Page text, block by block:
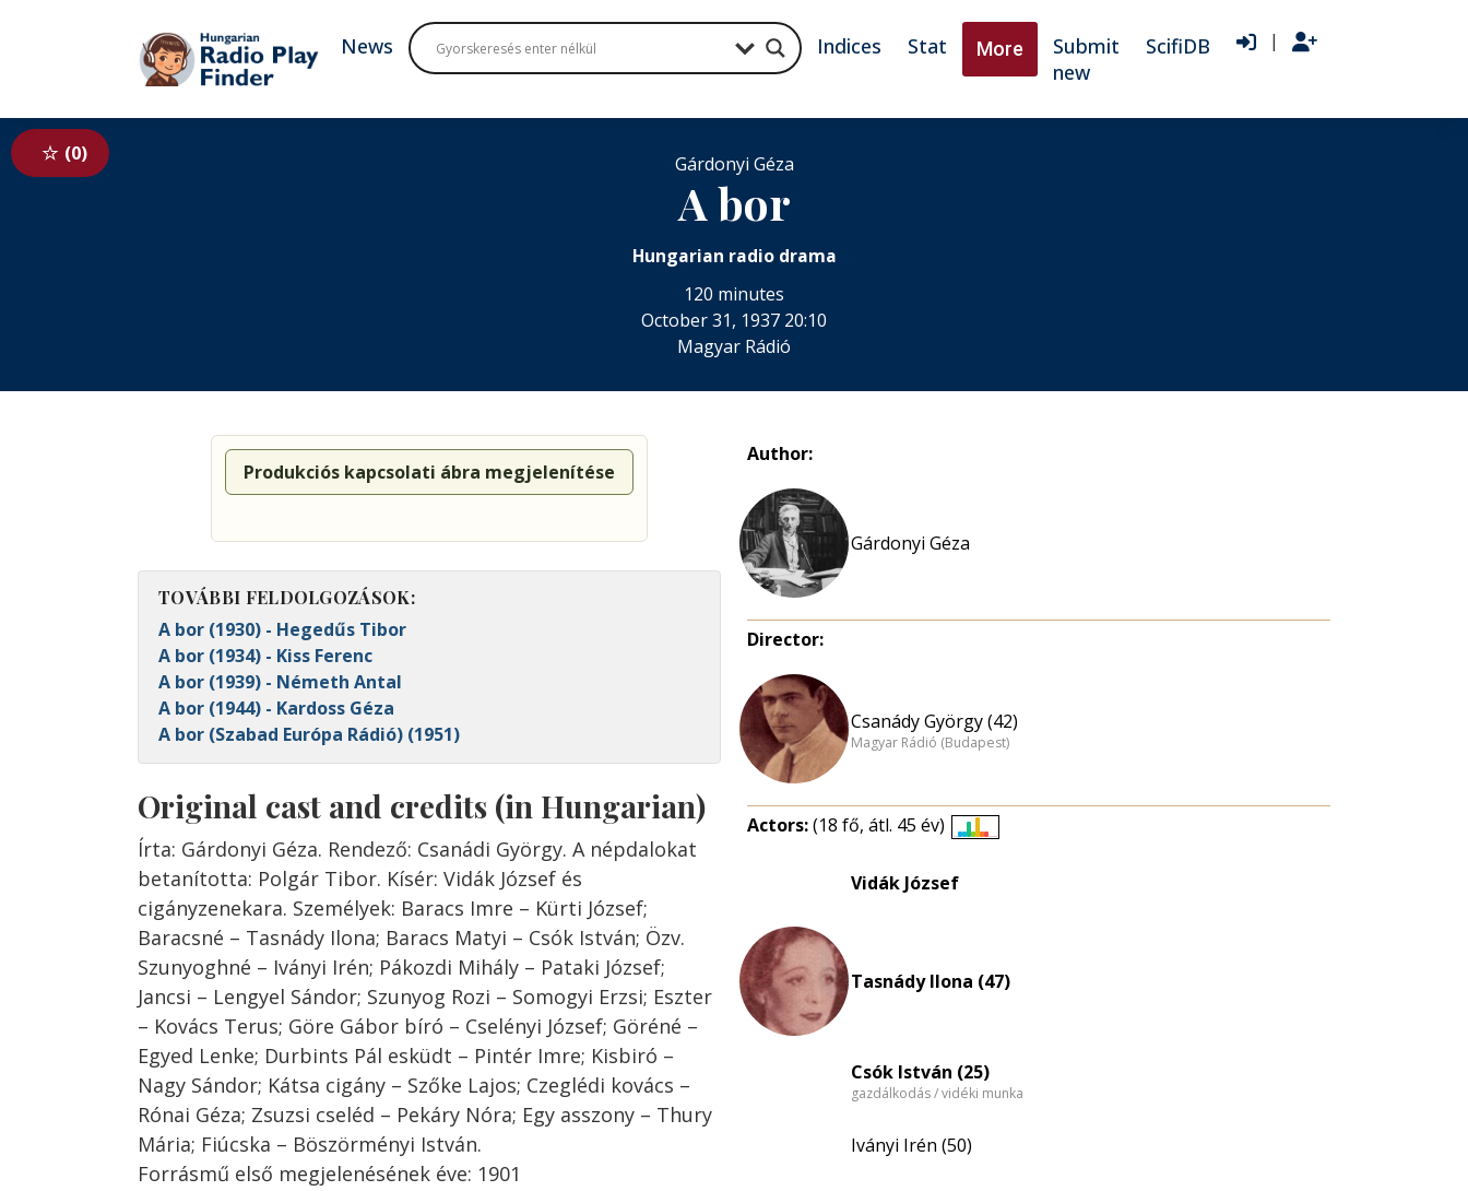
News Indices Stat More
Submit
new
ScifiDB |
0 Gárdonyi Géza
A bor
Hungarian radio drama
120 minutes
October 31, 1937 20:10
Magyar Rádió
Produkciós kapcsolati ábra megjelenítése
TOVÁBBI FELDOLGOZÁSOK:
A bor (1930) - Hegedűs Tibor
A bor (1934) - Kiss Ferenc
A bor (1939) - Németh Antal
A bor (1944) - Kardoss Géza
A bor (Szabad Európa Rádió) (1951)
Original cast and credits (in Hungarian)
Írta: Gárdonyi Géza. Rendező: Csanádi György. A népdalokat
betanította: Polgár Tibor. Kísér: Vidák József és
cigányzenekara. Személyek: Baracs Imre – Kürti József;
Baracsné – Tasnády Ilona; Baracs Matyi – Csók István; Özv.
Szunyoghné – Iványi Irén; Pákozdi Mihály – Pataki József;
Jancsi – Lengyel Sándor; Szunyog Rozi – Somogyi Erzsi; Eszter
– Kovács Terus; Göre Gábor bíró – Cselényi József; Göréné –
Egyed Lenke; Durbints Pál esküdt – Pintér Imre; Kisbiró –
Nagy Sándor; Kátsa cigány – Szőke Lajos; Czeglédi kovács –
Rónai Géza; Zsuzsi cseléd – Pekáry Nóra; Egy asszony – Thury
Mária; Fiúcska – Böszörményi István.
Forrásmű első megjelenésének éve: 1901
Author:
Gárdonyi Géza
Director:
Csanády György (42)
Magyar Rádió (Budapest)
Actors:(18 fő, átl. 45 év)
Vidák József
Tasnády Ilona (47)
Csók István (25)
gazdálkodás / vidéki munka
Iványi Irén (50)